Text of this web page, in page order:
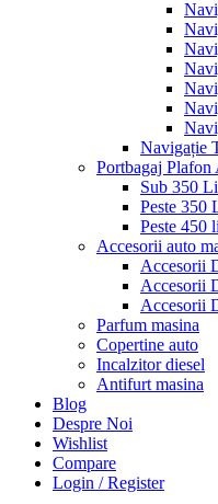
Navigație
Portbagaj Plafon
Sub 350
Peste 350
Peste 450
Accesorii auto
Accesorii
Accesorii
Accesorii
Parfum masina
Copertine auto
Incalzitor diesel
Antifurt masina
Blog
Despre Noi
Wishlist
Compare
Login / Register